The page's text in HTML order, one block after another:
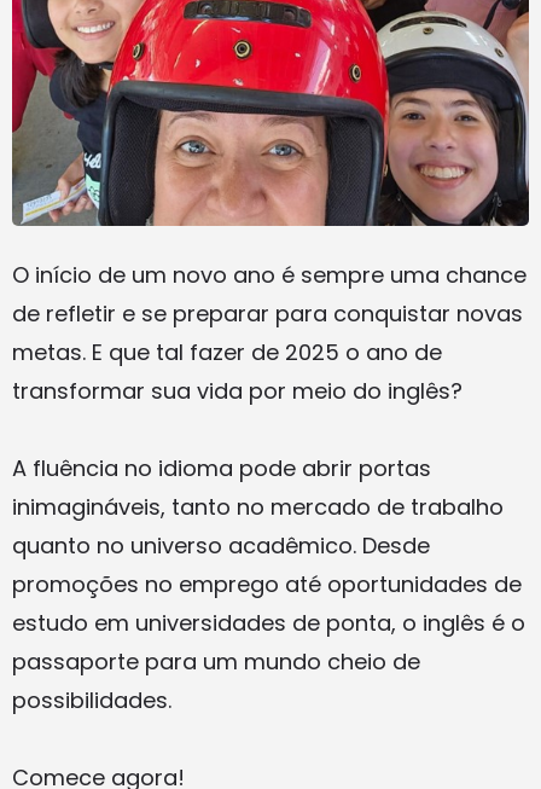
O início de um novo ano é sempre uma chance
de refletir e se preparar para conquistar novas
metas. E que tal fazer de 2025 o ano de
transformar sua vida por meio do inglês?
A fluência no idioma pode abrir portas
inimagináveis, tanto no mercado de trabalho
quanto no universo acadêmico. Desde
promoções no emprego até oportunidades de
estudo em universidades de ponta, o inglês é o
passaporte para um mundo cheio de
possibilidades.
Comece agora!